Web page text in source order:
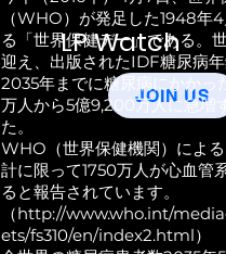
LP Watch
JOIN US
（WHO）が発足した1948年
る「世界保健デー」である。
迎え、出版されたIDF糖尿病年
2035年までに糖尿病にかかっ
万人から5億9,200万人に急増
た。
WHO（世界保健機関）によ
計に限って1750万人が心血管
ると報告されています。
（http://www.who.int/
ets/fs310/en/index2.html）